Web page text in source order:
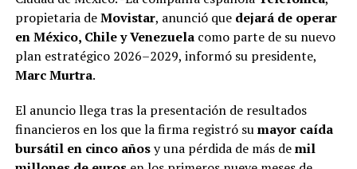
líderes sindicales en México, la gestión de Arturo Zayún
está marcada por decisiones financieras con
mecanismos poco transparentes y que le han permitido
adquirir propiedades inmuebles, realizar negocios con
tener.
Además de su función sindical, Zayún González aparece
propietaria deMovistar, anunció que dejará de operar
en México, Chile y Venezuelacomo parte de su nuevo
plan estratégico 2026–2029, informó su presidente,
Marc Murtra.
El anuncio llega tras la presentación de resultados
financieros en los que la firma registró sumayor caída
bursátil en cinco añosy una pérdida de más demil